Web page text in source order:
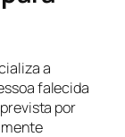
a
falecida
por